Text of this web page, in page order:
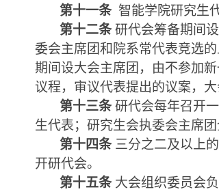
第十一条 智能学院研究生
第十二条 研代会筹备期间设
委会主席团和院系常代表竞选
期间设大会主席团，由不参加
议程，审议代表提出的议案，大
第十三条 研代会每年召开
生代表；研究生会执委会主席
第十四条 三分之二及以上的
开研代会。
第十五条 大会组织委员会